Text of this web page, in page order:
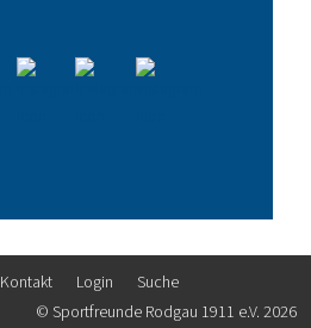
Kontakt Login
Suche
© Sportfreunde Rodgau 1911 e.V. 2026